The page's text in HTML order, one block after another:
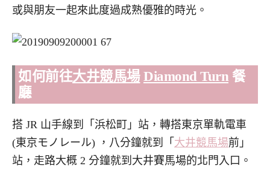
或與朋友一起來此度過成熟優雅的時光。
如何前往大井競馬場 Diamond Turn餐
廳
搭 JR 山手線到「浜松町」站，轉搭東京單軌電車
(東京モノレール) ，八分鐘就到「 大井競馬場前」
站，走路大概 2 分鐘就到大井賽馬場的北門入口。